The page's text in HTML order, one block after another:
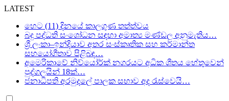
LATEST
හෙට (11) දිනයේ කාලගුණ තත්ත්වය
බදු පද්ධති සංශෝධන සඳහා අමාත්‍ය මණ්ඩල අනුමැතිය…
ශ්‍රී ලංකා–ඉන්දියාව අතර සංස්කෘතික සහ කර්මාන්ත
සහයෝගීතාව පිළිබඳ…
අමෙරිකාවේ නිව්යෝර්ක් නගරයට අධික ශීතය හේතුවෙන්
පුද්ගලයින් 18ක්…
ජනාධිපති අරමුදලේ පාලක සභාව අද රැස්වෙයි…